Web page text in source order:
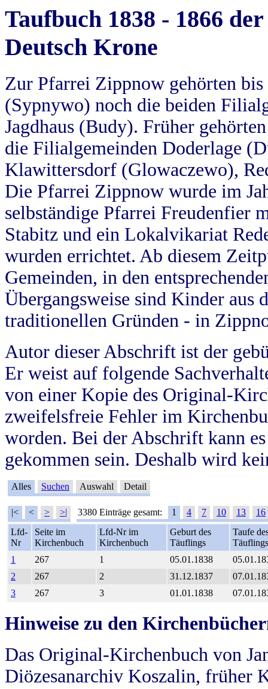
Taufbuch 1838 - 1866
Deutsch Krone
Zur Pfarrei Zippnow gehörten
(Sypnywo) noch die beiden
Jagdhaus (Budy). Früher
die Filialgemeinden Doderlage
Klawittersdorf (Glowaczewo),
Die Pfarrei Zippnow wurde im
selbständige Pfarrei Freudenfier
Stabitz und ein Lokalvikariat
wurden errichtet. Ab diesem
Gemeinden, in den
Übergangsweise sind Kinder aus
traditionellen Gründen - in
Autor dieser Abschrift ist der
Er weist auf folgende
von einer Kopie des Original-
zweifelsfreie Fehler im
worden. Bei der Abschrift kann
gekommen sein. Deshalb wird
Alles Suchen Auswahl Detail
|< < > >| 3380 Einträge gesamt: 1 4 7 10 13
16
Lfd-
Nr
Seite im
Kirchenbuch
Lfd-Nr im
Kirchenbuch
Geburt des
Täuflings
Taufe
Täuflings
1
267 1 05.01.1838
2
267 2 31.12.1837
3
267 3 01.01.1838
Hinweise zu den
Das Original-Kirchenbuch von
Diözesanarchiv Koszalin, früher